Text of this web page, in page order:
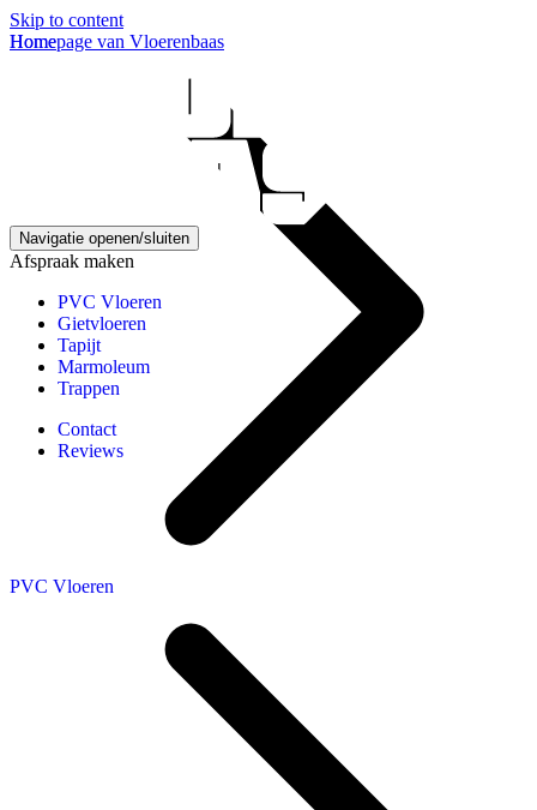
Skip to content
Homepage van Vloerenbaas
Navigatie openen/sluiten
Afspraak maken
PVC Vloeren
Gietvloeren
Tapijt
Marmoleum
Trappen
Contact
Reviews
Home
PVC Vloeren